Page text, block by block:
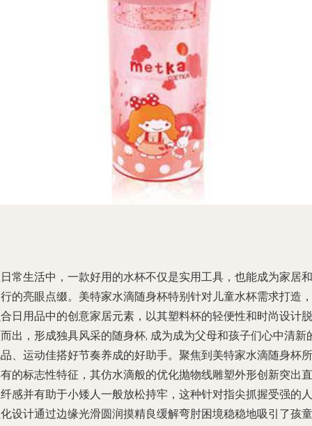
常生活中，一款好用的水杯不仅是实用工具，也能成为家居和
的亮眼点缀。美特家水滴随身杯特别针对儿童水杯需求打造，
日用品中的创意家居元素，以其塑料杯的轻便性和时尚设计脱
出，形成独具风采的随身杯, 成为成为父母和孩子们心中清新
、运动佳搭好节奏养成的好助手。聚焦到美特家水滴随身杯所
的标志性特征，其仿水滴般的优化抛物线雕塑外形创新突出直
感并有助于小矮人一般放松持牢，这种针对指尖抓握受强的人
设计通过边缘光滑圆润摸精良缓解弯肘困境稳稳地吸引了孩童